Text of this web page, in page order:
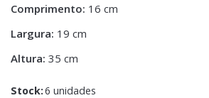
Comprimento: 16 cm
Largura: 19 cm
Altura: 35 cm
Stock:6 unidades